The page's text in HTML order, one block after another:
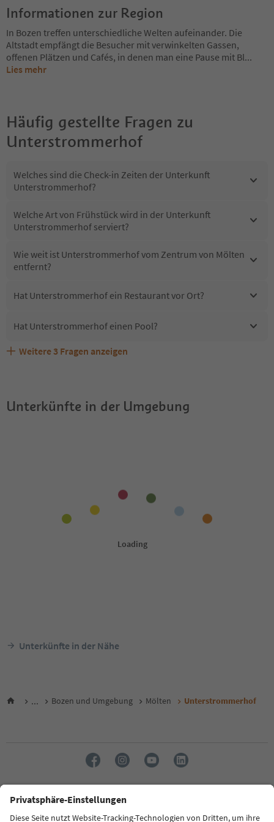
Informationen zur Region
In Bozen treffen unterschiedliche Welten aufeinander. Die
Altstadt empfängt die Besucher mit verwinkelten Gassen,
offenen Plätzen und Cafés, in denen man eine Pause mit Bl...
Lies mehr
Häufig gestellte Fragen zu
Unterstrommerhof
Welches sind die Check-in Zeiten der Unterkunft
Unterstrommerhof?
Welche Art von Frühstück wird in der Unterkunft
Unterstrommerhof serviert?
Wie weit ist Unterstrommerhof vom Zentrum von Mölten
entfernt?
Hat Unterstrommerhof ein Restaurant vor Ort?
Hat Unterstrommerhof einen Pool?
Sind Haustiere in der Unterkunft Unterstrommerhof
Welche Services bietet Unterstrommerhof?
Erhalten die Gäste von Unterstrommerhof einen Südtirol
Weitere 3 Fragen anzeigen
Unterkünfte in der Umgebung
Unterkünfte in der Nähe
... Bozen und Umgebung Mölten Unterstrommerhof
Sprache: Deutsch